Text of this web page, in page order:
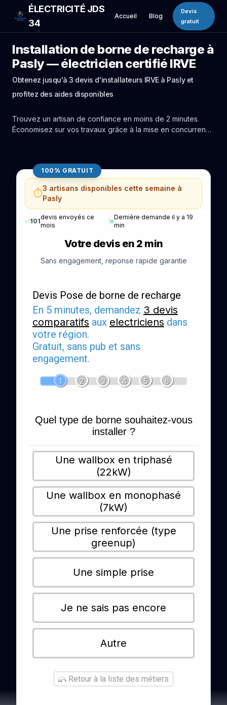
ÉLECTRICITÉ JDS
34
Accueil Blog
Devis
gratuit
Installation de borne de recharge à
Pasly — électricien certifié IRVE
Obtenez jusqu'à 3 devis d'installateurs IRVE à Pasly et
profitez des aides disponibles
Trouvez un artisan de confiance en moins de 2 minutes.
Économisez sur vos travaux grâce à la mise en concurrence
100% GRATUIT
⏱️3 artisans disponibles cette semaine à
Pasly
✅101
devis envoyés ce
mois
Dernière demande il y a 19
min
Votre devis en 2 min
Sans engagement, reponse rapide garantie
Devis Pose de borne de recharge
En 5 minutes, demandez 3 devis
comparatifs aux electriciens dans
votre région.
Gratuit, sans pub et sans
engagement.
1 2 3 4 5 6
Quel type de borne souhaitez-vous
installer ?
Une wallbox en triphasé
(22kW)
Une wallbox en monophasé
(7kW)
Une prise renforcée (type
greenup)
Une simple prise
Je ne sais pas encore
Autre
Retour à la liste des métiers